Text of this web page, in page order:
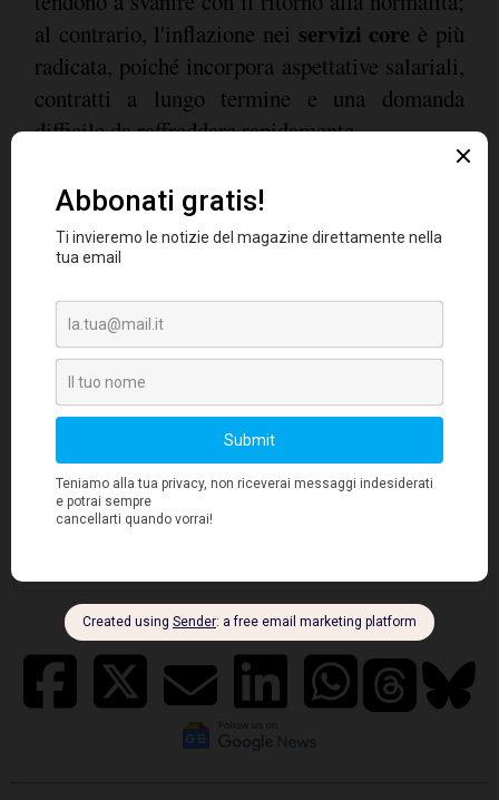
al contrario, l'inflazione nei servizi core è più
radicata, poiché incorpora aspettative salariali,
contratti a lungo termine e una domanda
difficile da raffreddare rapidamente.
L'inflazione nei servizi core, invece, è
strutturalmente vischiosa perché incorpora
aspettative salariali, contratti di lungo periodo
e dinamiche di domanda difficili da raffreddare
Daga